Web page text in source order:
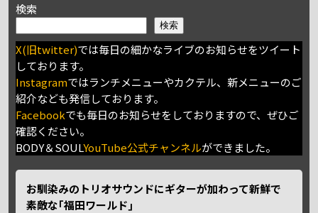
検索
検索
X(旧twitter)では毎日の細かなライブのお知らせをツイート
しております。
Instagramではランチメニューやカクテル、新メニューのご
紹介なども発信しております。
Facebookでも毎日のお知らせをしておりますので、ぜひご
確認ください。
BODY＆SOULYouTube公式チャンネルができました。
お馴染みのトリオサウンドにギターが加わって新鮮で
素敵な｢福田ワールド｣